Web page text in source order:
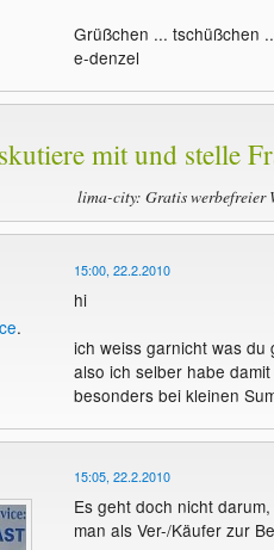
Grüßchen ... tschüßchen
e-denzel
mit und stelle
lima-city: Gratis werbefreier
.
15:00, 22.2.2010
hi
ich weiss garnicht was
also ich selber habe
besonders bei kleinen
15:05, 22.2.2010
Es geht doch nicht
man als Ver-/Käufer zur